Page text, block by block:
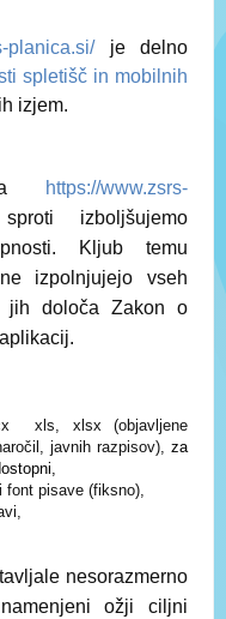
planica.si/je delno
spletišč in mobilnih
izjem.
https://www.zsrs-
izboljšujemo
Kljub temu
izpolnjujejo vseh
jih določa Zakon o
xls, xlsx (objavljene
javnih razpisov),
za
pisave (fiksno),
nesorazmerno
ožji ciljni